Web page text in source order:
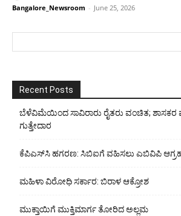
Bangalore_Newsroom - June 25, 2026
Recent Posts
ಬೆಳೆವಿಮೆಯಿಂದ ಸಾವಿರಾರು ರೈತರು ವಂಚಿತ;
ಗುತ್ತೇದಾರ
ಕೆಪಿಎಸ್‍ಸಿ ಹಗರಣ: ಸಿಬಿಐಗೆ ವಹಿಸಲು ಎಬಿವಿಪಿ
ಮಹಿಳಾ ವಿರೋಧಿ ಸರ್ಕಾರ: ಬಿರಾಳ ಆಕ್ರೋಶ
ಮುಕ್ತಾಯಿಗೆ ಮುಕ್ತಿಮಾರ್ಗ ತೋರಿದ ಅಲ್ಲಮ